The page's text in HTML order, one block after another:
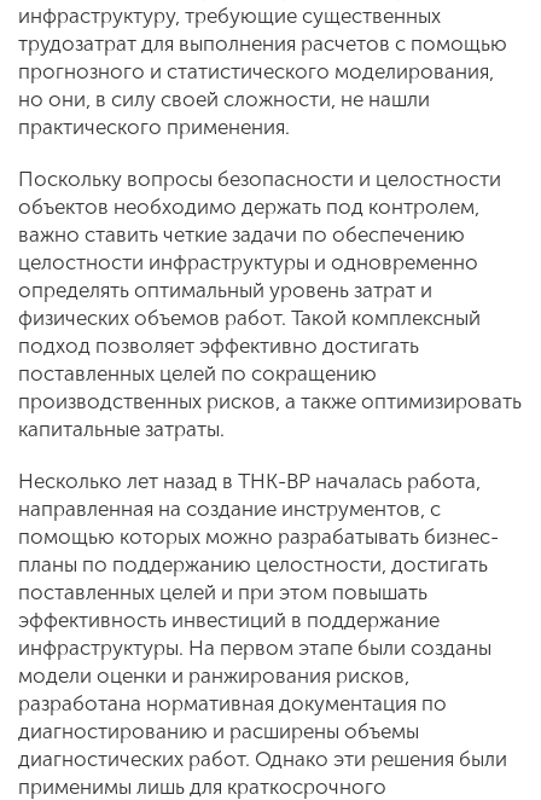
инфраструктуру, требующие существенных
трудозатрат для выполнения расчетов с помощью
прогнозного и статистического моделирования,
но они, в силу своей сложности, не нашли
практического применения.
Поскольку вопросы безопасности и целостности
объектов необходимо держать под контролем,
важно ставить четкие задачи по обеспечению
целостности инфраструктуры и одновременно
определять оптимальный уровень затрат и
физических объемов работ. Такой комплексный
подход позволяет эффективно достигать
поставленных целей по сокращению
производственных рисков, а также оптимизировать
капитальные затраты.
Несколько лет назад в ТНК-ВР началась работа,
направленная на создание инструментов, с
помощью которых можно разрабатывать бизнес-
планы по поддержанию целостности, достигать
поставленных целей и при этом повышать
эффективность инвестиций в поддержание
инфраструктуры. На первом этапе были созданы
модели оценки и ранжирования рисков,
разработана нормативная документация по
диагностированию и расширены объемы
диагностических работ. Однако эти решения были
применимы лишь для краткосрочного